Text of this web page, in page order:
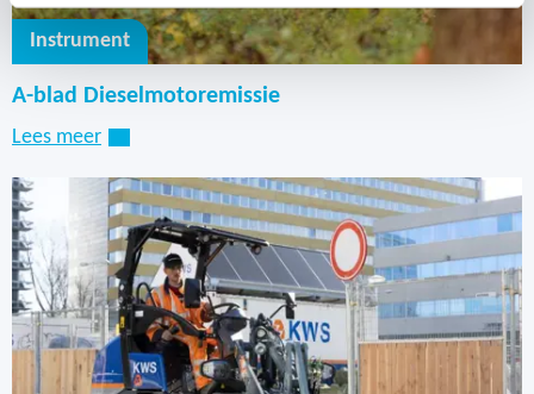
Instrument
A-blad Dieselmotoremissie
Lees meer